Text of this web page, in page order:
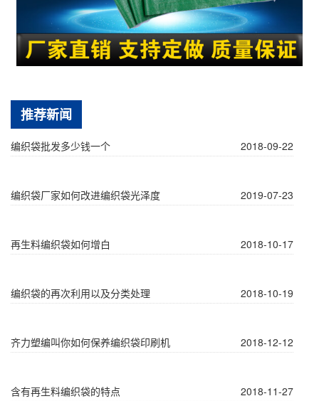
推荐新闻
编织袋批发多少钱一个 2018-09-22
编织袋厂家如何改进编织袋光泽度 2019-07-23
再生料编织袋如何增白 2018-10-17
编织袋的再次利用以及分类处理 2018-10-19
齐力塑编叫你如何保养编织袋印刷机 2018-12-12
含有再生料编织袋的特点 2018-11-27